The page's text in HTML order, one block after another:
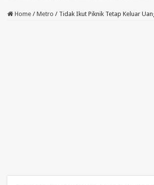
Home / Metro / Tidak Ikut Piknik Tetap Keluar